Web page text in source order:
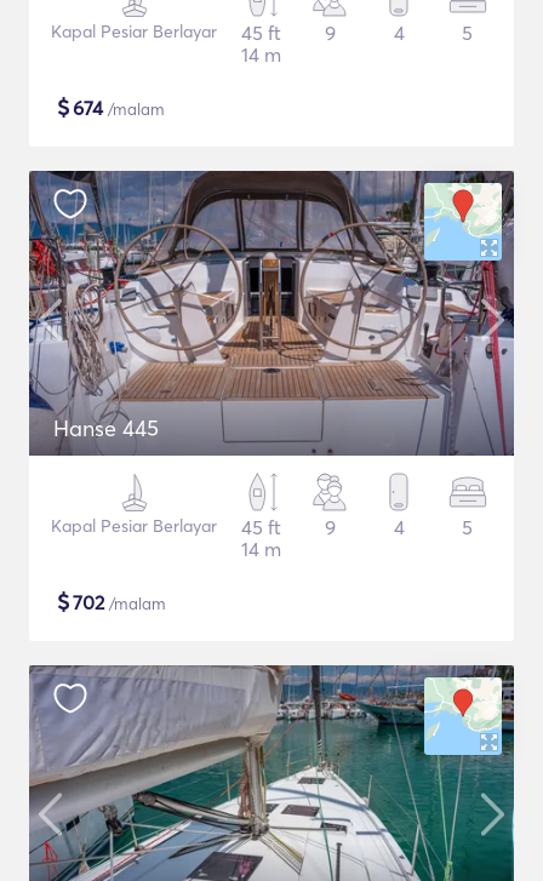
Kapal Pesiar Berlayar
45 ft
14 m
9 4 5
$674/malam
Hanse 445
Kapal Pesiar Berlayar
45 ft
14 m
9 4 5
$702/malam